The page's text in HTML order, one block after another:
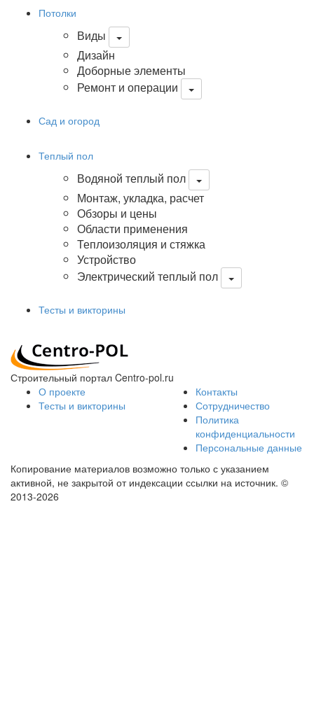
Потолки
Виды
Дизайн
Доборные элементы
Ремонт и операции
Сад и огород
Теплый пол
Водяной теплый пол
Монтаж, укладка, расчет
Обзоры и цены
Области применения
Теплоизоляция и стяжка
Устройство
Электрический теплый пол
Тесты и викторины
Строительный портал Centro-pol.ru
О проекте
Тесты и викторины
Контакты
Сотрудничество
Политика
конфиденциальности
Персональные данные
Копирование материалов возможно только с указанием
активной, не закрытой от индексации ссылки на источник. ©
2013-2026